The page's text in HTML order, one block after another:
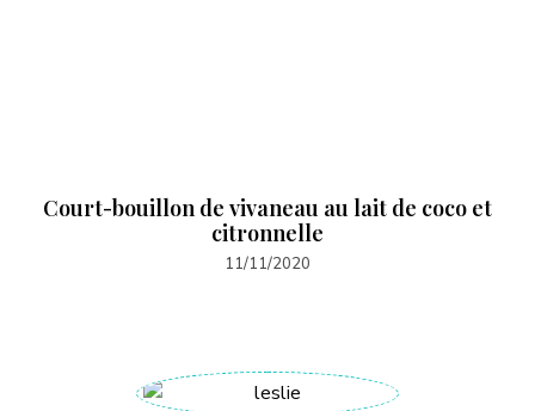
Court-bouillon de vivaneau au lait de coco et
citronnelle
11/11/2020